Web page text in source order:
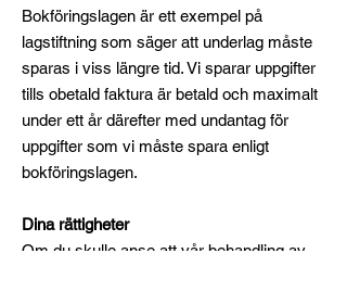
Bokföringslagen är ett exempel på
lagstiftning som säger att underlag måste
sparas i viss längre tid. Vi sparar uppgifter
tills obetald faktura är betald och maximalt
under ett år därefter med undantag för
uppgifter som vi måste spara enligt
bokföringslagen.
Dina rättigheter
Om du skulle anse att vår behandling av